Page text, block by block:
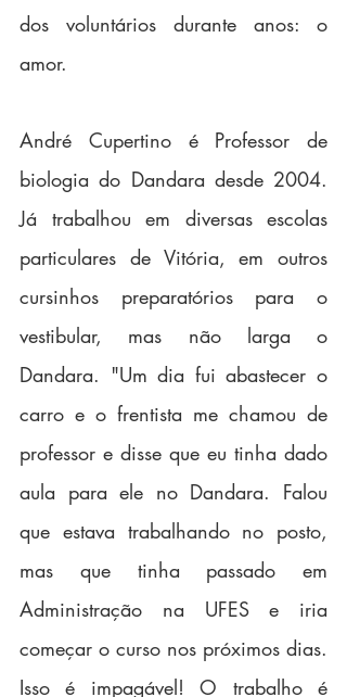
dos voluntários durante anos: o
amor.
André Cupertino é Professor de
biologia do Dandara desde 2004.
Já trabalhou em diversas escolas
particulares de Vitória, em outros
cursinhos preparatórios para o
vestibular, mas não larga o
Dandara. "Um dia fui abastecer o
carro e o frentista me chamou de
professor e disse que eu tinha dado
aula para ele no Dandara. Falou
que estava trabalhando no posto,
mas que tinha passado em
Administração na UFES e iria
começar o curso nos próximos dias.
Isso é impagável! O trabalho é